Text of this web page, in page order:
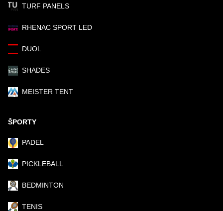
TURF PANELS
RHENAC SPORT LED
DUOL
SHADES
MEISTER TENT
ŠPORTY
PADEL
PICKLEBALL
BEDMINTON
TENIS